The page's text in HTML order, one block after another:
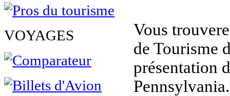
VOYAGES
Vous
de Tourisme
présentation
Pennsylvania.